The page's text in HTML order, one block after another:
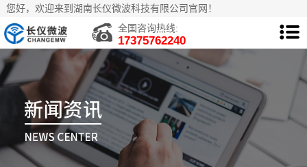
您好，欢迎来到湖南长仪微波科技有限公司官网！
全国咨询热线:
17375762240